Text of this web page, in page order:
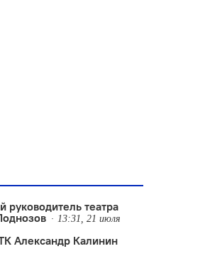
театра
13:31, 21 июля
Александр Калинин